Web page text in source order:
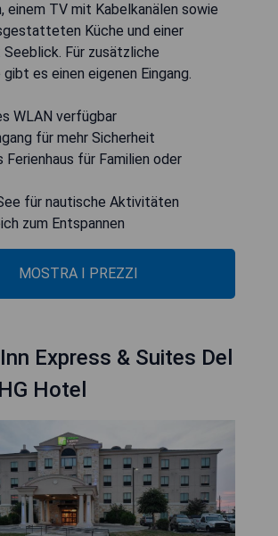
einem TV mit Kabelkanälen sowie
Küche und einer
Für zusätzliche
es einen eigenen Eingang.
WLAN verfügbar
für mehr Sicherheit
Ferienhaus für Familien oder
für nautische Aktivitäten
zum Entspannen
MOSTRA I PREZZI
Express & Suites Del
Hotel